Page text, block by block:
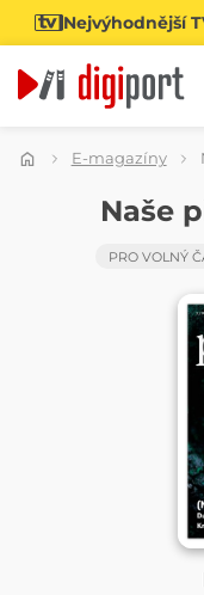
Nejvýhodnější
Kategorie
E-magazíny
Naše
PRO VOLNÝ